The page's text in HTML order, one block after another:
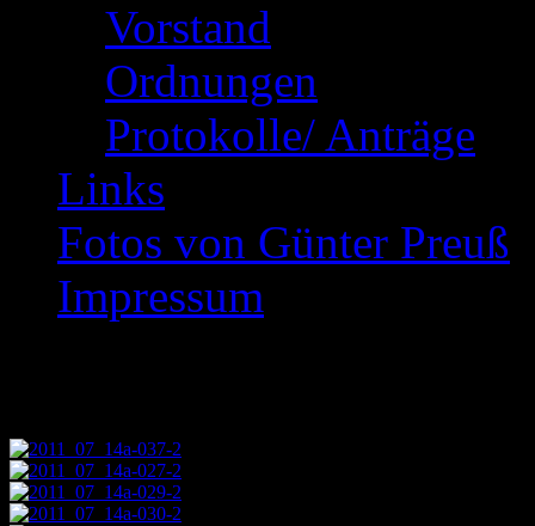
Vorstand
Ordnungen
Protokolle/ Anträge
Links
Fotos von Günter Preuß
Impressum